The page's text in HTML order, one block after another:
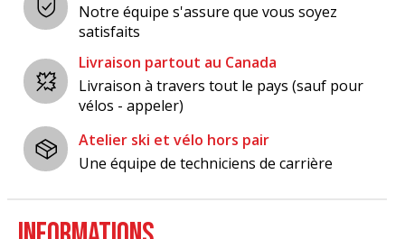
Notre équipe s'assure que vous soyez
satisfaits
Livraison partout au Canada
Livraison à travers tout le pays (sauf pour
vélos - appeler)
Atelier ski et vélo hors pair
Une équipe de techniciens de carrière